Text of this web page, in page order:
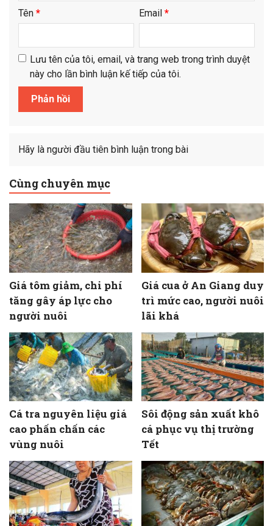
Tên * Email *
Lưu tên của tôi, email, và trang web trong trình duyệt
này cho lần bình luận kế tiếp của tôi.
Hãy là người đầu tiên bình luận trong bài
Cùng chuyên mục
Giá tôm giảm, chi phí
tăng gây áp lực cho
người nuôi
Giá cua ở An Giang duy
trì mức cao, người nuôi
lãi khá
Cá tra nguyên liệu giá
cao phấn chấn các
vùng nuôi
Sôi động sản xuất khô
cá phục vụ thị trường
Tết